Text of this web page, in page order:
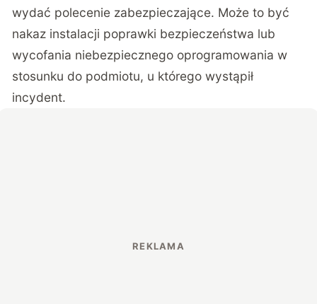
wydać polecenie zabezpieczające. Może to być
nakaz instalacji poprawki bezpieczeństwa lub
wycofania niebezpiecznego oprogramowania w
stosunku do podmiotu, u którego wystąpił
incydent.